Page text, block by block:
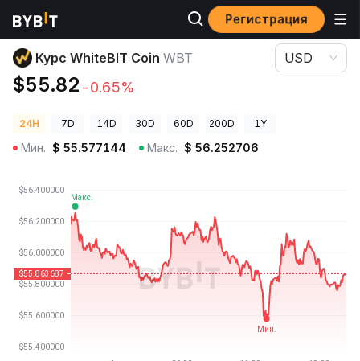
Регистрация
Цены криптовалют Курс WhiteBIT Coin WBT
Курс WhiteBIT Coin WBT
$55.82 -0.65%
USD
24H 7D 14D 30D 60D 200D 1Y
Мин. $ 55.577144 Макс. $ 56.252706